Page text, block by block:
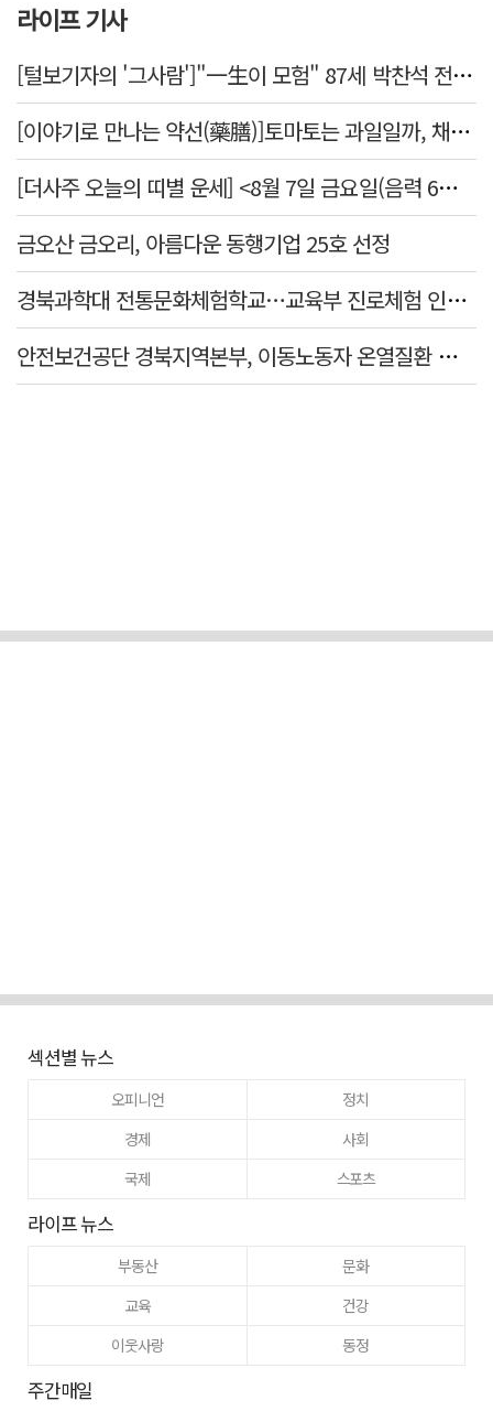
라이프 기사
[털보기자의 '그사람']"一生이 모험" 87세 박찬석 전 경북대 총장
[이야기로 만나는 약선(藥膳)]토마토는 과일일까, 채소일까
[더사주 오늘의 띠별 운세] <8월 7일 금요일(음력 6월25일)>
금오산 금오리, 아름다운 동행기업 25호 선정
경북과학대 전통문화체험학교…교육부 진로체험 인증기관 선정
안전보건공단 경북지역본부, 이동노동자 온열질환 예방 캠페인
섹션별 뉴스
오피니언
정치
경제
사회
국제
스포츠
라이프 뉴스
부동산
문화
교육
건강
이웃사랑
동정
주간매일